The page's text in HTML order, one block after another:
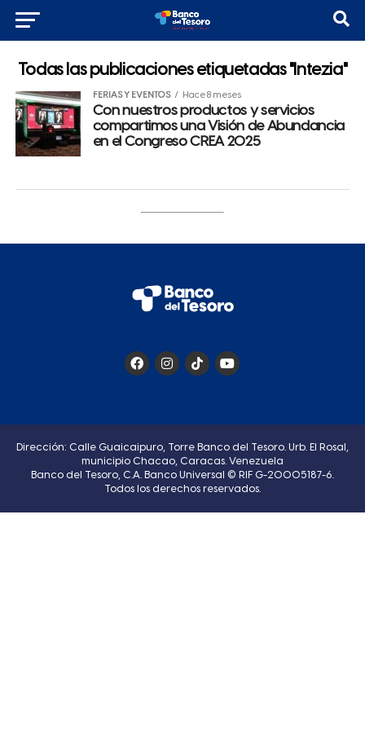
Todas las publicaciones etiquetadas "Intezia"
FERIAS Y EVENTOS Hace 8 meses
Con nuestros productos y servicios
compartimos una Visión de Abundancia
en el Congreso CREA 2025
Dirección: Calle Guaicaipuro, Torre Banco del Tesoro. Urb. El Rosal,
municipio Chacao, Caracas. Venezuela
Banco del Tesoro, C.A. Banco Universal © RIF G-20005187-6.
Todos los derechos reservados.